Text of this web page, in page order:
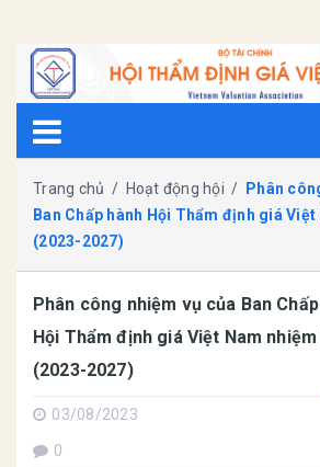
Trang chủ / Hoạt động hội /
Phân
Ban Chấp hành Hội Thẩm định giá
(2023-2027)
Phân công nhiệm vụ của Ban
Hội Thẩm định giá Việt Nam
(2023-2027)
03/08/2023
0